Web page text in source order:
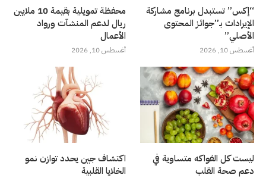
“إكس” تستبدل برنامج مشاركة
الإيرادات بـ”جوائز المحتوى
الأصلي”
أغسطس 10, 2026
محفظة تمويلية بقيمة 10 ملايين
ريال لدعم المنشآت ورواد
الأعمال
أغسطس 10, 2026
ليست كل الفواكه متساوية في
دعم صحة القلب
اكتشاف جين يحدد توازن نمو
الخلايا القلبية